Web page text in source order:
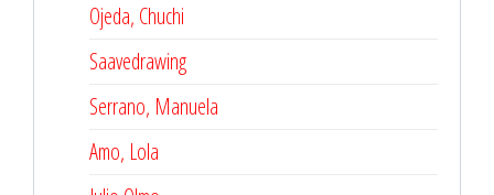
Ojeda, Chuchi
Saavedrawing
Serrano, Manuela
Amo, Lola